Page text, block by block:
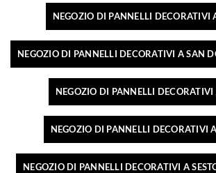
NEGOZIO DI PANNELLI DECORATIVI
NEGOZIO DI PANNELLI DECORATIVI A SAN
NEGOZIO DI PANNELLI DECORATIVI
NEGOZIO DI PANNELLI DECORATIVI
NEGOZIO DI PANNELLI DECORATIVI A